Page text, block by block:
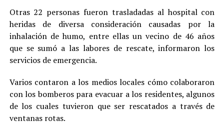
Otras 22 personas fueron trasladadas al hospital con
heridas de diversa consideración causadas por la
inhalación de humo, entre ellas un vecino de 46 años
que se sumó a las labores de rescate, informaron los
servicios de emergencia.
Varios contaron a los medios locales cómo colaboraron
con los bomberos para evacuar a los residentes, algunos
de los cuales tuvieron que ser rescatados a través de
ventanas rotas.